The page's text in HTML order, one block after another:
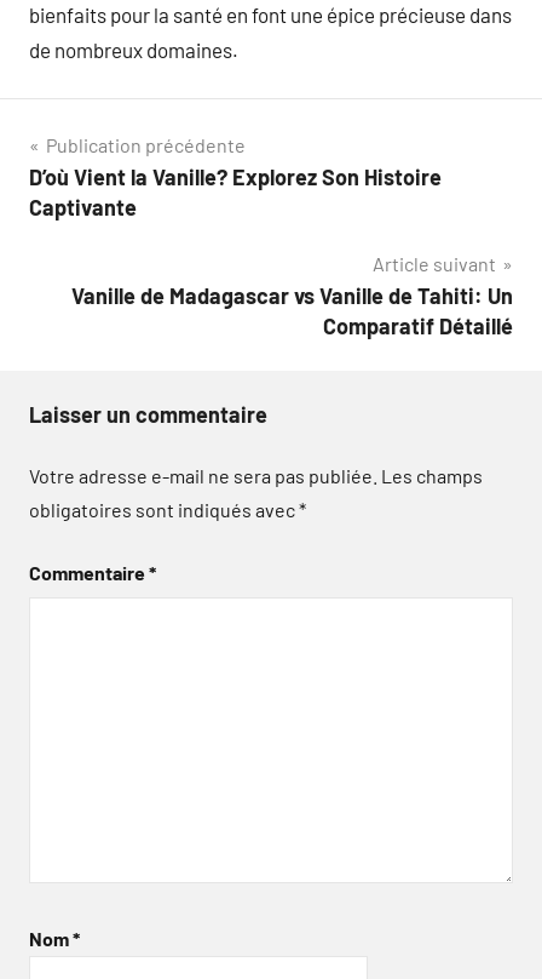
bienfaits pour la santé en font une épice précieuse dans
de nombreux domaines.
Navigation
de
Publication précédente
D’où Vient la Vanille? Explorez Son Histoire
Captivante
Article suivant
Vanille de Madagascar vs Vanille de Tahiti: Un
Comparatif Détaillé
Laisser un commentaire
Votre adresse e-mail ne sera pas publiée. Les champs
obligatoires sont indiqués avec*
Commentaire*
Nom*